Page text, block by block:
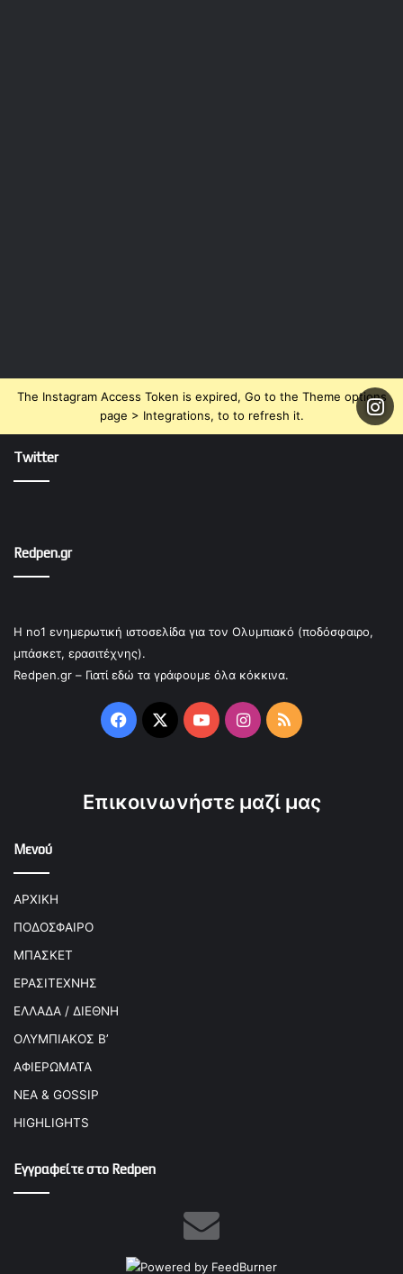
The Instagram Access Token is expired, Go to the Theme options
page > Integrations, to to refresh it.
Twitter
Redpen.gr
Η no1 ενημερωτική ιστοσελίδα για τον Ολυμπιακό (ποδόσφαιρο,
μπάσκετ, ερασιτέχνης).
Redpen.gr – Γιατί εδώ τα γράφουμε όλα κόκκινα.
Facebook
X YouTubeInstagram
RSS
Επικοινωνήστε μαζί μας
Μενού
ΑΡΧΙΚΗ
ΠΟΔΟΣΦΑΙΡΟ
ΜΠΑΣΚΕΤ
ΕΡΑΣΙΤΕΧΝΗΣ
ΕΛΛΑΔΑ / ΔΙΕΘΝΗ
ΟΛΥΜΠΙΑΚΟΣ Β’
ΑΦΙΕΡΩΜΑΤΑ
ΝΕΑ & GOSSIP
HIGHLIGHTS
Εγγραφείτε στο Redpen